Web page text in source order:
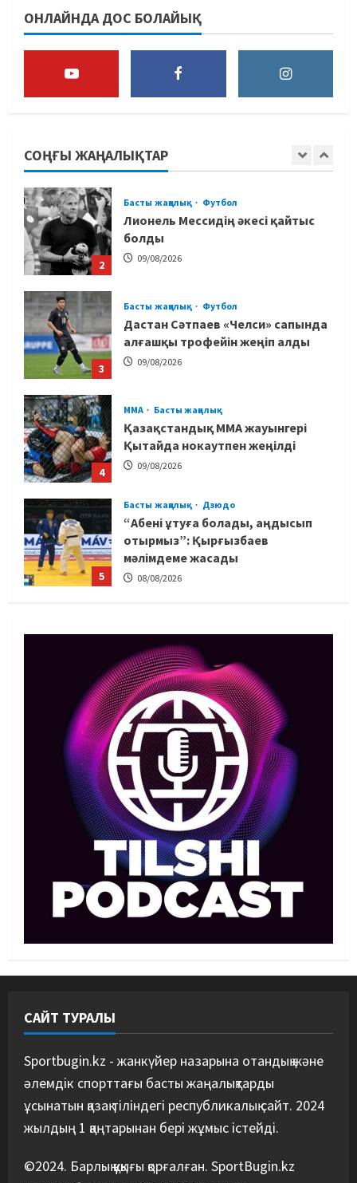
ОНЛАЙНДА ДОС БОЛАЙЫҚ
СОҢҒЫ ЖАҢАЛЫҚТАР
отырмыз”: Қырғызбаев
мәлімдеме жасады
1
Басты жаңалық Дзюдо
09/08/2026
2
Басты жаңалық Футбол
Лионель Мессидің әкесі қайтыс
болды
09/08/2026
3
Басты жаңалық Футбол
Дастан Сәтпаев «Челси» сапында
алғашқы трофейін жеңіп алды
09/08/2026
4
MMA Басты жаңалық
Қазақстандық MMA жауынгері
Қытайда нокаутпен жеңілді
09/08/2026
5
Басты жаңалық Дзюдо
“Абені ұтуға болады, аңдысып
отырмыз”: Қырғызбаев
мәлімдеме жасады
08/08/2026
1
Елдос пен Такеока: Алматы
татамиінде әлем чемпиондары
09/08/2026
2
Басты жаңалық Футбол
Лионель Мессидің әкесі қайтыс
болды
09/08/2026
3
Басты жаңалық Футбол
Дастан Сәтпаев «Челси» сапында
алғашқы трофейін жеңіп алды
09/08/2026
Қазақстандық MMA жауынгері
5
отырмыз”: Қырғызбаев
мәлімдеме жасады
САЙТ ТУРАЛЫ
Sportbugin.kz - жанкүйер назарына отандық және
әлемдік спорттағы басты жаңалықтарды
ұсынатын қазақ тіліндегі республикалық сайт. 2024
жылдың 1 қаңтарынан бері жұмыс істейді.
©2024. Барлық құқығы қорғалған. SportBugin.kz